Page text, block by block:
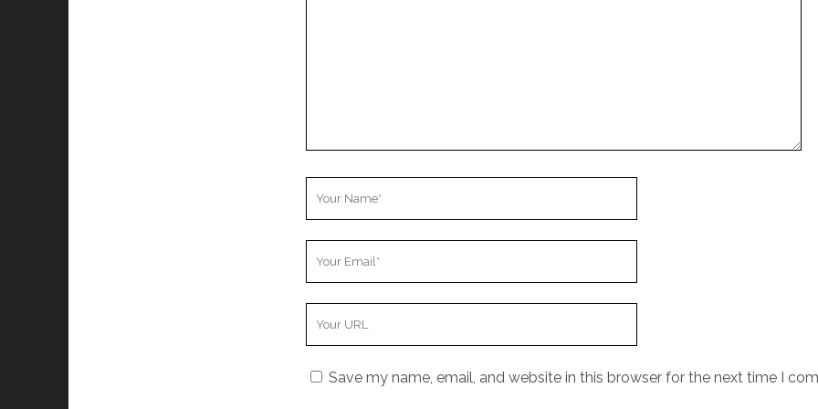
Save my name, email, and website in this browser for the next time I